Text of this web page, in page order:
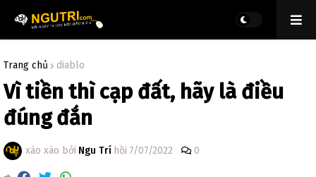
Trang chủ diablo
Vì tiền thì cạp đất, hãy là điều
đúng đắn
xáo xào bởi Ngu Trí hồi 7/07/2022 0